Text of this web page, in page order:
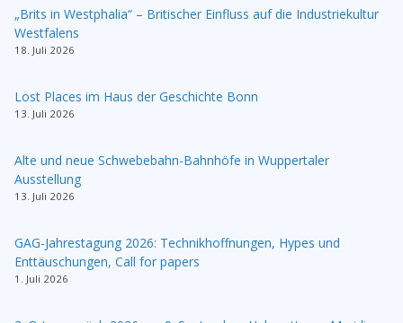
„Brits in Westphalia“ – Britischer Einfluss auf die Industriekultur
Westfalens
18. Juli 2026
Lost Places im Haus der Geschichte Bonn
13. Juli 2026
Alte und neue Schwebebahn-Bahnhöfe in Wuppertaler
Ausstellung
13. Juli 2026
GAG-Jahrestagung 2026: Technikhoffnungen, Hypes und
Enttäuschungen, Call for papers
1. Juli 2026